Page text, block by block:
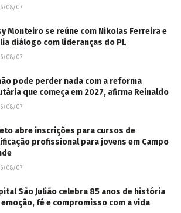
08/07
Monteiro se reúne com Nikolas Ferreira e
diálogo com lideranças do PL
08/07
pode perder nada com a reforma
que começa em 2027, afirma Reinaldo
08/07
abre inscrições para cursos de
profissional para jovens em Campo
08/07
São Julião celebra 85 anos de história
emoção, fé e compromisso com a vida